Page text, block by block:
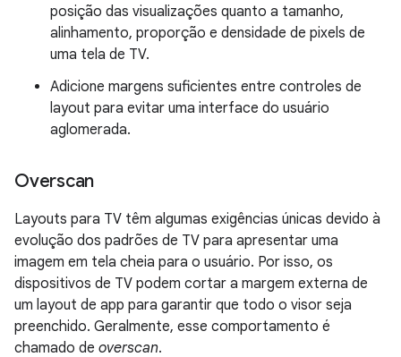
posição das visualizações quanto a tamanho,
alinhamento, proporção e densidade de pixels de
uma tela de TV.
Adicione margens suficientes entre controles de
layout para evitar uma interface do usuário
aglomerada.
Overscan
Layouts para TV têm algumas exigências únicas devido à
evolução dos padrões de TV para apresentar uma
imagem em tela cheia para o usuário. Por isso, os
dispositivos de TV podem cortar a margem externa de
um layout de app para garantir que todo o visor seja
preenchido. Geralmente, esse comportamento é
chamado de overscan.